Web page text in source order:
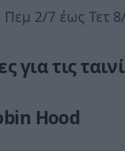
2/7 έως Τετ
για τις
Hood